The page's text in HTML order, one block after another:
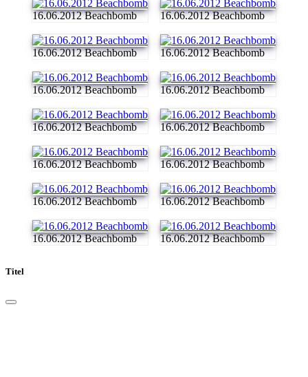
16.06.2012 Beachbomb 16.06.2012 Beachbomb
16.06.2012 Beachbomb 16.06.2012 Beachbomb
16.06.2012 Beachbomb 16.06.2012 Beachbomb
16.06.2012 Beachbomb 16.06.2012 Beachbomb
16.06.2012 Beachbomb 16.06.2012 Beachbomb
16.06.2012 Beachbomb 16.06.2012 Beachbomb
16.06.2012 Beachbomb 16.06.2012 Beachbomb
Titel